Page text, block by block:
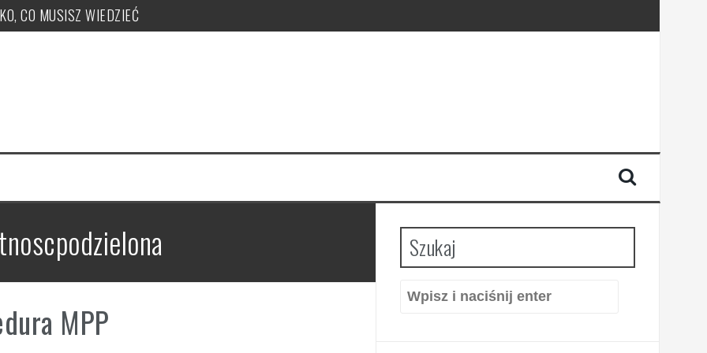
CO MUSISZ WIEDZIEĆ
musisz wiedzieć! PUŁAPKI!
jak je nadawać?
ryczałt w tym roku?
MPP
Szukaj
Szukaj: